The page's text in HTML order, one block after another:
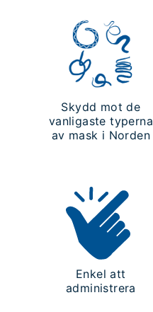
Skydd mot de
vanligaste typerna
av mask i Norden
Enkel att
administrera